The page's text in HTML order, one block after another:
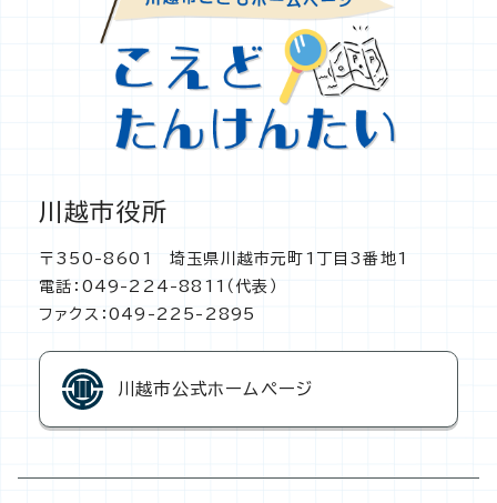
川越市役所
〒350-8601 埼玉県川越市元町1丁目3番地1
電話：049-224-8811（代表）
ファクス：049-225-2895
川越市公式ホームページ